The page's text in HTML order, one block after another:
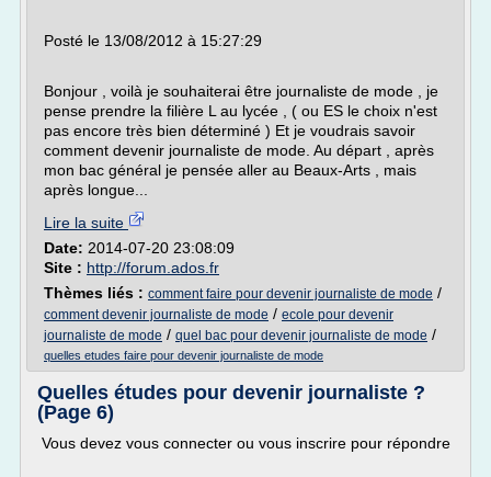
Posté le 13/08/2012 à 15:27:29
Bonjour , voilà je souhaiterai être journaliste de mode , je
pense prendre la filière L au lycée , ( ou ES le choix n'est
pas encore très bien déterminé ) Et je voudrais savoir
comment devenir journaliste de mode. Au départ , après
mon bac général je pensée aller au Beaux-Arts , mais
après longue...
Lire la suite
Date: 2014-07-20 23:08:09
Site : http://forum.ados.fr
Thèmes liés : comment faire pour devenir journaliste de mode /
comment devenir journaliste de mode / ecole pour devenir
journaliste de mode / quel bac pour devenir journaliste de mode /
quelles etudes faire pour devenir journaliste de mode
Quelles études pour devenir journaliste ?
(Page 6)
Vous devez vous connecter ou vous inscrire pour répondre